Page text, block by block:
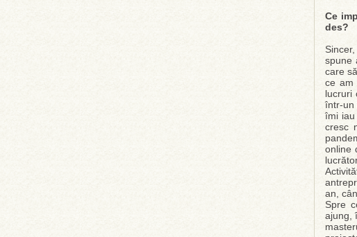
Ce
des?
spune
care
ce am
lucruri
într-un
îmi iau
cresc
online
an,
Spre
ajung,